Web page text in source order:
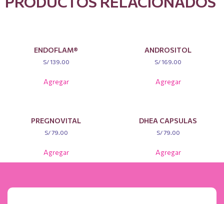
ENDOFLAM®
S/139.00
Agregar
ANDROSITOL
S/169.00
Agregar
PREGNOVITAL
S/79.00
Agregar
DHEA CAPSULAS
S/79.00
Agregar